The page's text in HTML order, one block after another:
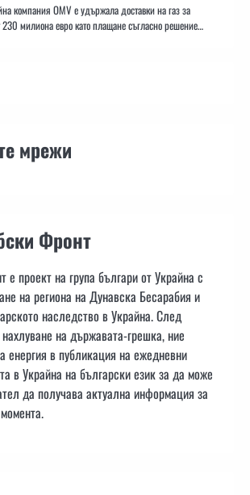
компания OMV е удържала доставки на газ за
230 милиона евро като плащане съгласно решение…
мрежи
Фронт
е проект на група българи от Украйна с
на региона на Дунавска Бесарабия и
наследство в Украйна. След
на държавата-грешка, ние
енергия в публикация на ежедневни
в Украйна на български език за да може
да получава актуална информация за